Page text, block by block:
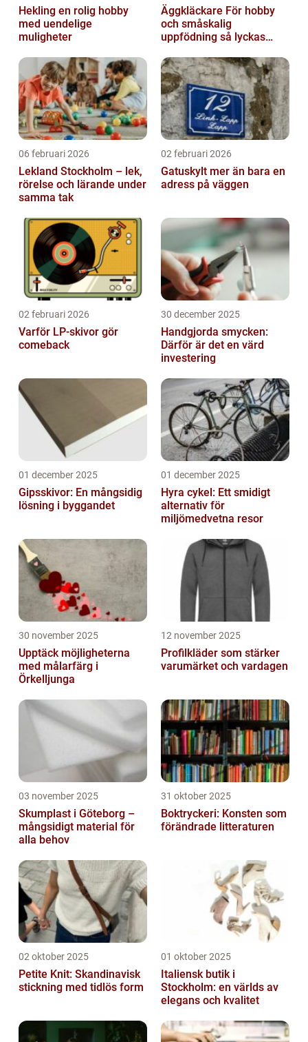
Hekling en rolig hobby
med uendelige
muligheter
Äggkläckare För hobby
och småskalig
uppfödning så lyckas
06 februari 2026
Lekland Stockholm – lek,
rörelse och lärande under
samma tak
02 februari 2026
Gatuskylt mer än bara en
adress på väggen
02 februari 2026
Varför LP-skivor gör
comeback
30 december 2025
Handgjorda smycken:
Därför är det en värd
investering
01 december 2025
Gipsskivor: En mångsidig
lösning i byggandet
01 december 2025
Hyra cykel: Ett smidigt
alternativ för
miljömedvetna resor
30 november 2025
Upptäck möjligheterna
med målarfärg i
Örkelljunga
12 november 2025
Profilkläder som stärker
varumärket och vardagen
03 november 2025
Skumplast i Göteborg –
mångsidigt material för
alla behov
31 oktober 2025
Boktryckeri: Konsten som
förändrade litteraturen
02 oktober 2025
Petite Knit: Skandinavisk
stickning med tidlös form
01 oktober 2025
Italiensk butik i
Stockholm: en världs av
elegans och kvalitet